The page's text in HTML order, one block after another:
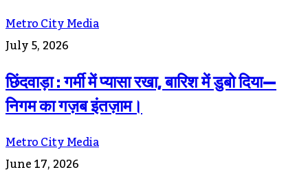
Metro City Media
July 5, 2026
छिंदवाड़ा : गर्मी में प्यासा रखा, बारिश में डुबो दिया—
निगम का गज़ब इंतज़ाम।
Metro City Media
June 17, 2026